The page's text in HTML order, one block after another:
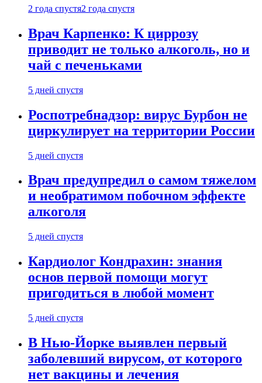
2 года спустя2 года спустя
Врач Карпенко: К циррозу
приводит не только алкоголь, но и
чай с печеньками
5 дней спустя
Роспотребнадзор: вирус Бурбон не
циркулирует на территории России
5 дней спустя
Врач предупредил о самом тяжелом
и необратимом побочном эффекте
алкоголя
5 дней спустя
Кардиолог Кондрахин: знания
основ первой помощи могут
пригодиться в любой момент
5 дней спустя
В Нью-Йорке выявлен первый
заболевший вирусом, от которого
нет вакцины и лечения